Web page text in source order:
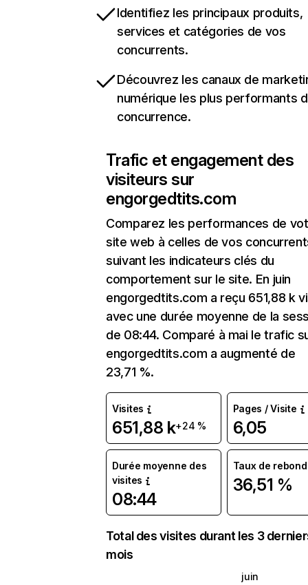
Identifiez les principaux produits,
services et catégories de vos
concurrents.
Découvrez les canaux de
numérique les plus performants
concurrence.
Trafic et engagement des
visiteurs sur
engorgedtits.com
Comparez les performances de
site web à celles de vos
suivant les indicateurs clés du
comportement sur le site. En juin
engorgedtits.com a reçu 651,88 k
avec une durée moyenne de la
de 08:44. Comparé à mai le trafic
engorgedtits.com a augmenté de
23,71 %.
Visites
651,88 k+24 %
Pages / Visite
6,05
Durée moyenne des
visites
08:44
Taux de rebond
36,51 %
Total des visites durant les 3
mois
juin